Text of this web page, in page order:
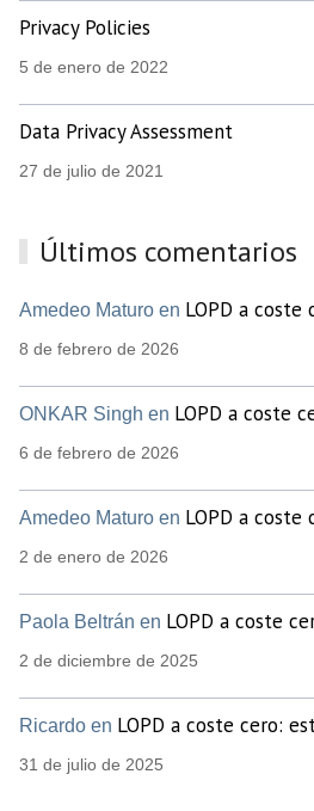
Privacy Policies
5 de enero de 2022
Data Privacy Assessment
27 de julio de 2021
Últimos comentarios
Amedeo Maturo en LOPD a coste
8 de febrero de 2026
ONKAR Singh en LOPD a coste
6 de febrero de 2026
Amedeo Maturo en LOPD a coste
2 de enero de 2026
Paola Beltrán en LOPD a coste
2 de diciembre de 2025
Ricardo en LOPD a coste cero:
31 de julio de 2025